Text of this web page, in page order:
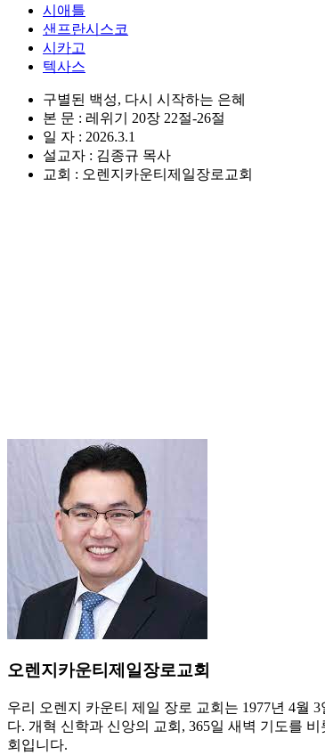
시애틀
샌프란시스코
시카고
텍사스
구별된 백성, 다시 시작하는 은혜
본 문 : 레위기 20장 22절-26절
일 자 : 2026.3.1
설교자 : 김종규 목사
교회 : 오렌지카운티제일장로교회
오렌지카운티제일장로교회
우리 오렌지 카운티 제일 장로 교회는 1977년 4월
다. 개혁 신학과 신앙의 교회, 365일 새벽 기도를
회입니다.